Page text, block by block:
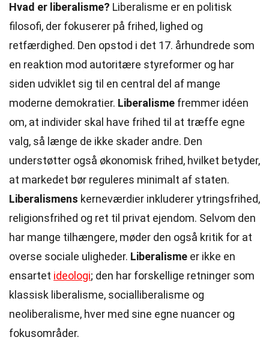
Hvad er liberalisme? Liberalisme er en politisk
filosofi, der fokuserer på frihed, lighed og
retfærdighed. Den opstod i det 17. århundrede som
en reaktion mod autoritære styreformer og har
siden udviklet sig til en central del af mange
moderne demokratier. Liberalisme fremmer idéen
om, at individer skal have frihed til at træffe egne
valg, så længe de ikke skader andre. Den
understøtter også økonomisk frihed, hvilket betyder,
at markedet bør reguleres minimalt af staten.
Liberalismens kerneværdier inkluderer ytringsfrihed,
religionsfrihed og ret til privat ejendom. Selvom den
har mange tilhængere, møder den også kritik for at
overse sociale uligheder. Liberalisme er ikke en
ensartet ideologi; den har forskellige retninger som
klassisk liberalisme, socialliberalisme og
neoliberalisme, hver med sine egne nuancer og
fokusområder.